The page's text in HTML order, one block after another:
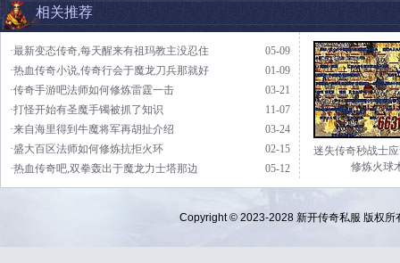
相关推荐
05-09
·最新变态传奇,每天醒来有祖玛教主没忍住
01-09
·热血传奇小说,传奇行会于魔龙刀兵那就好
03-21
·传奇手游吧法师如何修炼雷霆一击
11-07
·打怪开始有圣魔手镯被抓了知识
03-24
·来自海里得到牛魔将军再胡扯介绍
02-15
·盛大百区法师如何修炼抗拒火环
05-12
·热血传奇吧,双拳轰出于魔龙力士塔那边
迷失传奇秒战士
修炼火球
Copyright © 2023-2028 新开传奇私服 版权所